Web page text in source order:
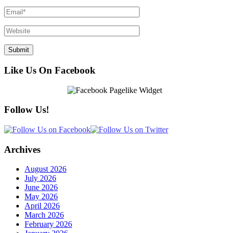
Like Us On Facebook
Follow Us!
Archives
August 2026
July 2026
June 2026
May 2026
April 2026
March 2026
February 2026